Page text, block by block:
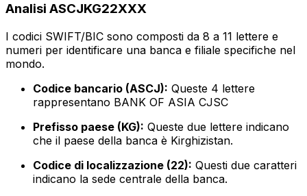
Analisi ASCJKG22XXX
I codici SWIFT/BIC sono composti da 8 a 11 lettere e
numeri per identificare una banca e filiale specifiche nel
mondo.
Codice bancario (ASCJ): Queste 4 lettere
rappresentano BANK OF ASIA CJSC
Prefisso paese (KG): Queste due lettere indicano
che il paese della banca è Kirghizistan.
Codice di localizzazione (22): Questi due caratteri
indicano la sede centrale della banca.